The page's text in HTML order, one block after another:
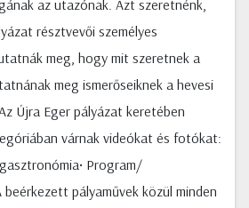
az utazónak. Azt szeretnénk,
résztvevői személyes
meg, hogy mit szeretnek a
meg ismerőseiknek a hevesi
Újra Eger pályázat keretében
várnak videókat és fotókat:
Program/
pályaművek közül minden